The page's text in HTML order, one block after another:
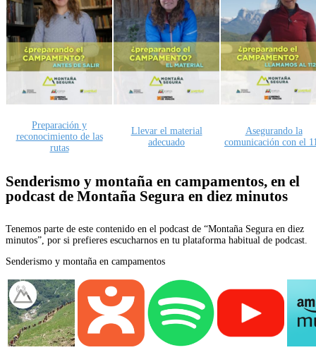
Preparación y
reconocimiento de las
rutas
Llevar el material
adecuado
Asegurando la
comunicación con el
Senderismo y montaña en campamentos, en el
podcast de Montaña Segura en diez minutos
Tenemos parte de este contenido en el podcast de “Montaña Segura en diez
minutos”, por si prefieres escucharnos en tu plataforma habitual de podcast.
Senderismo y montaña en campamentos